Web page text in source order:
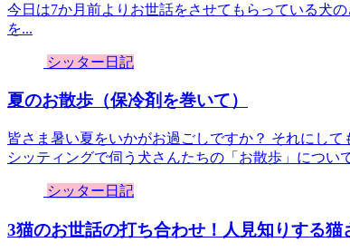
今日は7か月前よりお世話をさせてもらっている犬
を...
シッター日記
夏のお散歩（保冷剤を巻いて）
皆さま暑い夏をいかがお過ごしですか？ それにし
シッティングで伺う犬さんたちの「お散歩」につい
シッター日記
3猫のお世話の打ち合わせ！人見知りする猫